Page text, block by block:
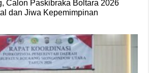
Calon Paskibraka Boltara 2026
dan Jiwa Kepemimpinan